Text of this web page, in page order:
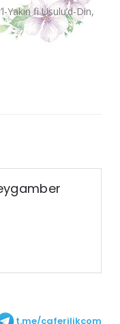
fi Usulu’d-Din,
t.me/caferilikcom